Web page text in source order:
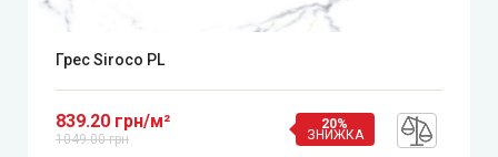
Грес Siroco PL
839.20 грн/м²
1049.00 грн
20%
ЗНИЖКА